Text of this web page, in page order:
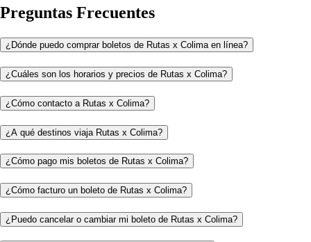
Preguntas Frecuentes
¿Dónde puedo comprar boletos de Rutas x Colima en línea?
¿Cuáles son los horarios y precios de Rutas x Colima?
¿Cómo contacto a Rutas x Colima?
¿A qué destinos viaja Rutas x Colima?
¿Cómo pago mis boletos de Rutas x Colima?
¿Cómo facturo un boleto de Rutas x Colima?
¿Puedo cancelar o cambiar mi boleto de Rutas x Colima?